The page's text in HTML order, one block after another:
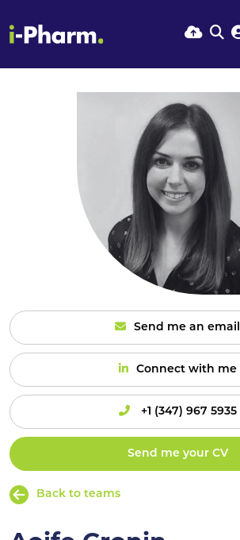
Send me an email
Connect with me
+1 (347) 967 5935
Send me your CV
Back to teams